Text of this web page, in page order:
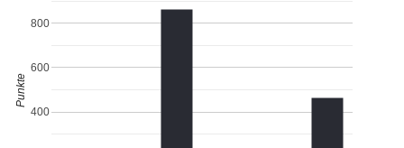
400
600
800
Punkte